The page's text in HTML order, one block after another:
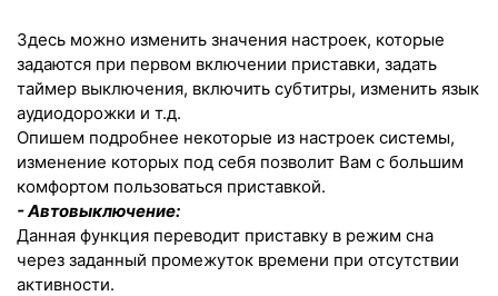
Здесь можно изменить значения настроек, которые
задаются при первом включении приставки, задать
таймер выключения, включить субтитры, изменить язык
аудиодорожки и т.д.
Опишем подробнее некоторые из настроек системы,
изменение которых под себя позволит Вам с большим
комфортом пользоваться приставкой.
- Автовыключение:
Данная функция переводит приставку в режим сна
через заданный промежуток времени при отсутствии
активности.